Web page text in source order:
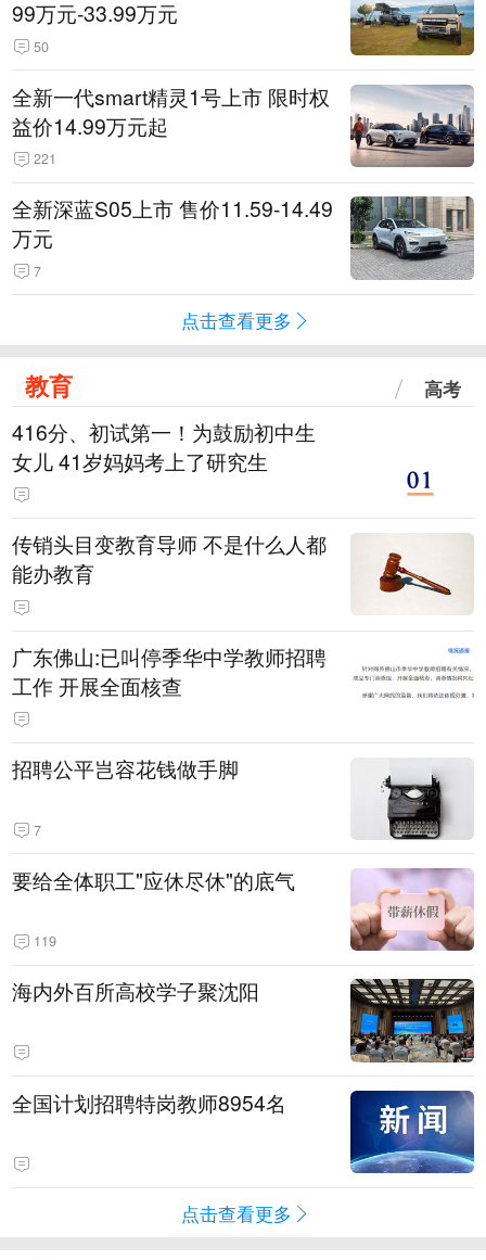
99万元-33.99万元
50
全新一代smart精灵1号上市 限时权
益价14.99万元起
221
全新深蓝S05上市 售价11.59-14.49
万元
7
点击查看更多
教育 高考
416分、初试第一！为鼓励初中生
女儿 41岁妈妈考上了研究生
传销头目变教育导师 不是什么人都
能办教育
广东佛山:已叫停季华中学教师招聘
工作 开展全面核查
招聘公平岂容花钱做手脚
7
要给全体职工"应休尽休"的底气
119
海内外百所高校学子聚沈阳
全国计划招聘特岗教师8954名
点击查看更多